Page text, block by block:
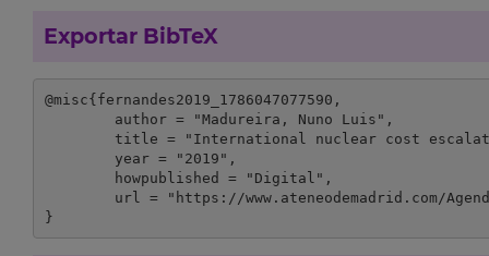
Exportar BibTeX
@misc{fernandes2019_1786047077590,
}